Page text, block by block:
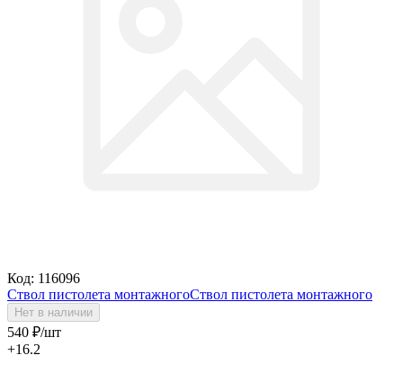
Код: 116096
Ствол пистолета монтажногоСтвол пистолета монтажного
Нет в наличии
540 ₽/шт
+16.2